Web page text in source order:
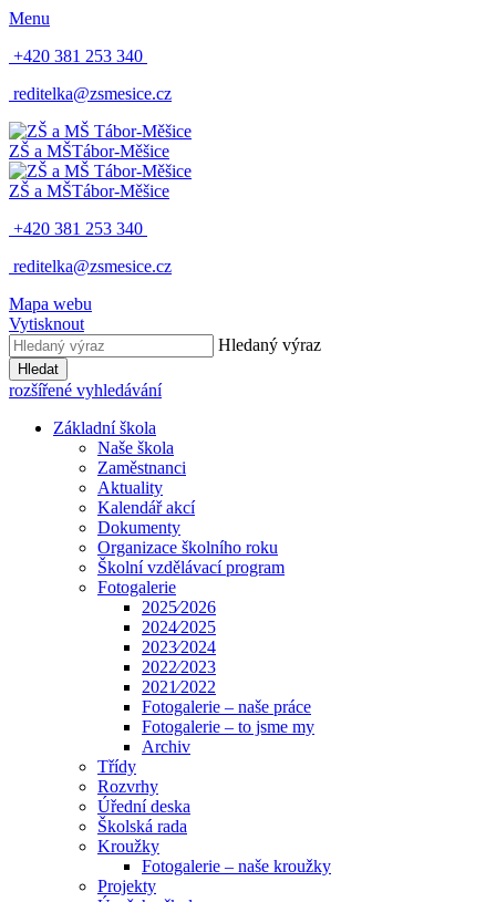
Menu
+420 381 253 340
reditelka@zsmesice.cz
ZŠ a MŠTábor-Měšice
ZŠ a MŠTábor-Měšice
+420 381 253 340
reditelka@zsmesice.cz
Mapa webu
Vytisknout
Hledaný výraz
Hledat
rozšířené vyhledávání
Základní škola
Naše škola
Zaměstnanci
Aktuality
Kalendář akcí
Dokumenty
Organizace školního roku
Školní vzdělávací program
Fotogalerie
2025⁄2026
2024⁄2025
2023⁄2024
2022⁄2023
2021⁄2022
Fotogalerie – naše práce
Fotogalerie – to jsme my
Archiv
Třídy
Rozvrhy
Úřední deska
Školská rada
Kroužky
Fotogalerie – naše kroužky
Projekty